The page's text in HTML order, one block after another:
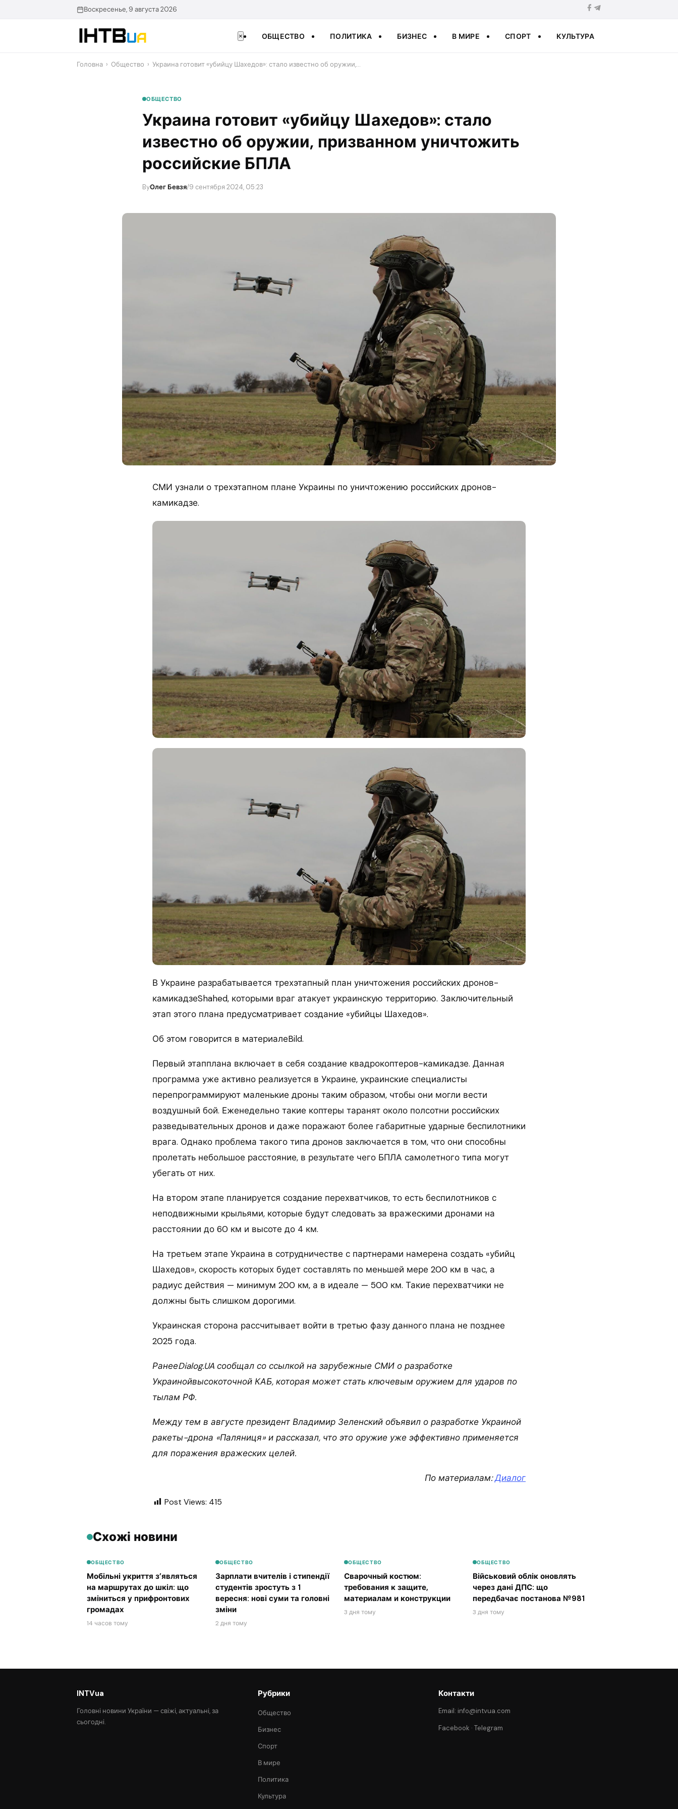
Воскресенье, 9 августа 2026
× ОБЩЕСТВО ПОЛИТИКА БИЗНЕС В МИРЕ СПОРТ КУЛЬТУРА
Головна › Общество › Украина готовит «убийцу Шахедов»: стало известно об оружии,…
ОБЩЕСТВО
Украина готовит «убийцу Шахедов»: стало
известно об оружии, призванном уничтожить
российские БПЛА
ByОлег Бевзя/9 сентября 2024, 05:23
СМИ узнали о трехэтапном плане Украины по уничтожению российских дронов-
камикадзе.
В Украине разрабатывается трехэтапный план уничтожения российских дронов-
камикадзеShahed, которыми враг атакует украинскую территорию. Заключительный
этап этого плана предусматривает создание «убийцы Шахедов».
Об этом говорится в материалеBild.
Первый этапплана включает в себя создание квадрокоптеров-камикадзе. Данная
программа уже активно реализуется в Украине, украинские специалисты
перепрограммируют маленькие дроны таким образом, чтобы они могли вести
воздушный бой. Еженедельно такие коптеры таранят около полсотни российских
разведывательных дронов и даже поражают более габаритные ударные беспилотники
врага. Однако проблема такого типа дронов заключается в том, что они способны
пролетать небольшое расстояние, в результате чего БПЛА самолетного типа могут
убегать от них.
На втором этапе планируется создание перехватчиков, то есть беспилотников с
неподвижными крыльями, которые будут следовать за вражескими дронами на
расстоянии до 60 км и высоте до 4 км.
На третьем этапе Украина в сотрудничестве с партнерами намерена создать «убийц
Шахедов», скорость которых будет составлять по меньшей мере 200 км в час, а
радиус действия — минимум 200 км, а в идеале — 500 км. Такие перехватчики не
должны быть слишком дорогими.
Украинская сторона рассчитывает войти в третью фазу данного плана не позднее
2025 года.
РанееDialog.UA сообщал со ссылкой на зарубежные СМИ о разработке
Украинойвысокоточной КАБ, которая может стать ключевым оружием для ударов по
тылам РФ.
Между тем в августе президент Владимир Зеленский объявил о разработке Украиной
ракеты-дрона «Паляниця» и рассказал, что это оружие уже эффективно применяется
для поражения вражеских целей.
По материалам:Диалог
Post Views: 415
Схожі новини
ОБЩЕСТВО
Мобільні укриття з’являться
на маршрутах до шкіл: що
зміниться у прифронтових
громадах
14 часов тому
ОБЩЕСТВО
Зарплати вчителів і стипендії
студентів зростуть з 1
вересня: нові суми та головні
зміни
2 дня тому
ОБЩЕСТВО
Сварочный костюм:
требования к защите,
материалам и конструкции
3 дня тому
ОБЩЕСТВО
Військовий облік оновлять
через дані ДПС: що
передбачає постанова №981
3 дня тому
INTVua
Головні новини України — свіжі, актуальні, за
сьогодні.
Рубрики
Общество
Бизнес
Спорт
В мире
Политика
Культура
Контакти
Email: info@intvua.com
Facebook ·Telegram